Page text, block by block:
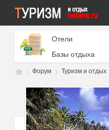
Отели
Базы отдыха
Ту »
Форум
›
Туризм и отдых
›